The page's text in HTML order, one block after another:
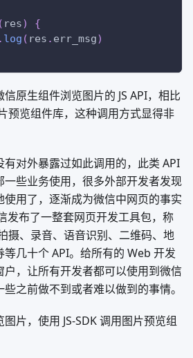
( res)
{
. log ( res . err_msg)
原生组件浏览图片的 JS API，相比
预览组件库，这种调用方式显得非
对外暴露过如此调用的，此类 API
些业务使用，很多外部开发者发现
用了，逐渐成为微信中网页的事实
发布了一整套网页开发工具包，称
摄、录音、语音识别、二维码、地
几十个 API。给所有的 Web 开发
，让所有开发者都可以使用到微信
之前做不到或者难以做到的事情。
片，使用 JS-SDK 调用图片预览组